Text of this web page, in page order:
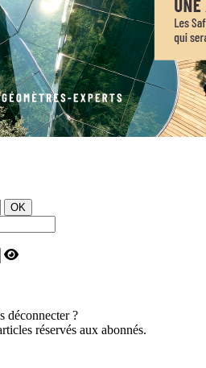
OK
déconnecter ?
réservés aux abonnés.